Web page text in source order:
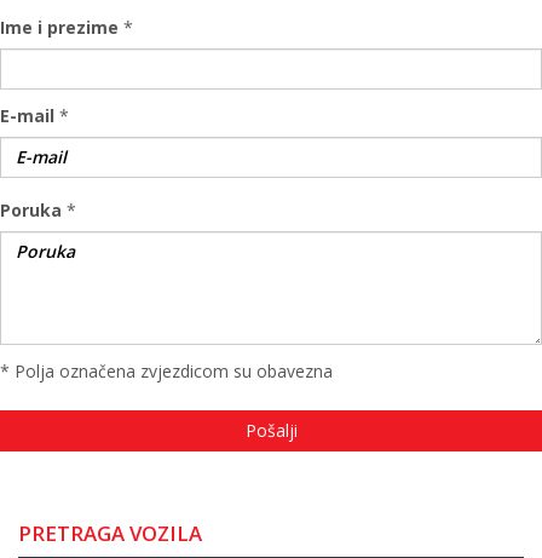
Ime i prezime *
E-mail *
Poruka *
* Polja označena zvjezdicom su obavezna
PRETRAGA VOZILA